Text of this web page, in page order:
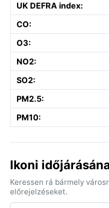
UK DEFRA index:
CO:
O3:
NO2:
SO2:
PM2.5:
PM10:
Ikoni
Keressen rá bármely
előrejelzéseket.